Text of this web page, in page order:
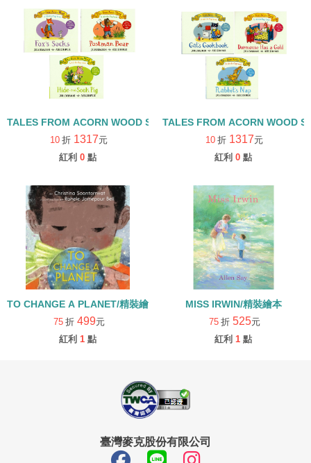
TALES FROM ACORN WOOD STORY COLLECTION 觀察探索組/
10 折 1317元
紅利 0 點
TALES FROM ACORN WOOD
10 折 1317元
紅利 0 點
TO CHANGE A PLANET/精裝繪本
75 折 499元
紅利 1 點
MISS IRWIN/精裝繪本
75 折 525元
紅利 1 點
臺灣麥克股份有限公司